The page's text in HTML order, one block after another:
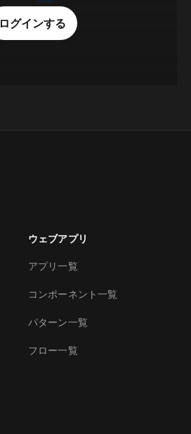
ログインする
ウェブアプリ
アプリ一覧
コンポーネント一覧
パターン一覧
フロー一覧